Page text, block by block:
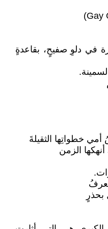
في دلوِ صفيحٍ، بقاعدةٍ
خطواتِها الثقيلةَ
الزمن
بحذرٍ